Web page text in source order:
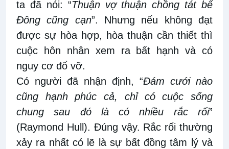
ta đã nói: “Thuận vợ thuận chồng tát bể
Đông cũng cạn”. Nhưng nếu không đạt
được sự hòa hợp, hòa thuận cần thiết thì
cuộc hôn nhân xem ra bất hạnh và có
nguy cơ đổ vỡ.
Có người đã nhận định, “Đám cưới nào
cũng hạnh phúc cả, chỉ có cuộc sống
chung sau đó là có nhiều rắc rối”
(Raymond Hull). Đúng vậy. Rắc rối thường
xảy ra nhất có lẽ là sự bất đồng tâm lý và